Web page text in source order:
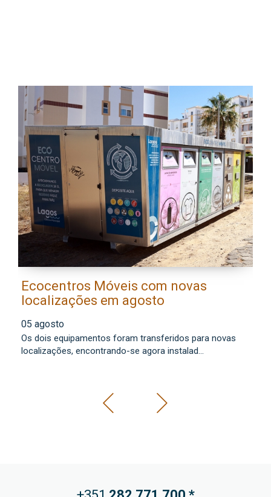
Ecocentros Móveis com novas
localizações em agosto
05 agosto
Os dois equipamentos foram transferidos para novas
localizações, encontrando-se agora instalad...